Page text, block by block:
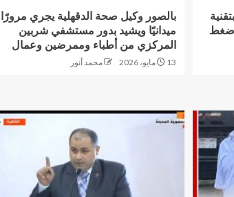
ضغط
بالصور وكيل صحة الدقهلية يجري مرورًا
ميدانيًا ويشيد بدور مستشفي شربين
المركزي من أطباء وممرضين وعمال
13 مايو، 2026 محمد أنور